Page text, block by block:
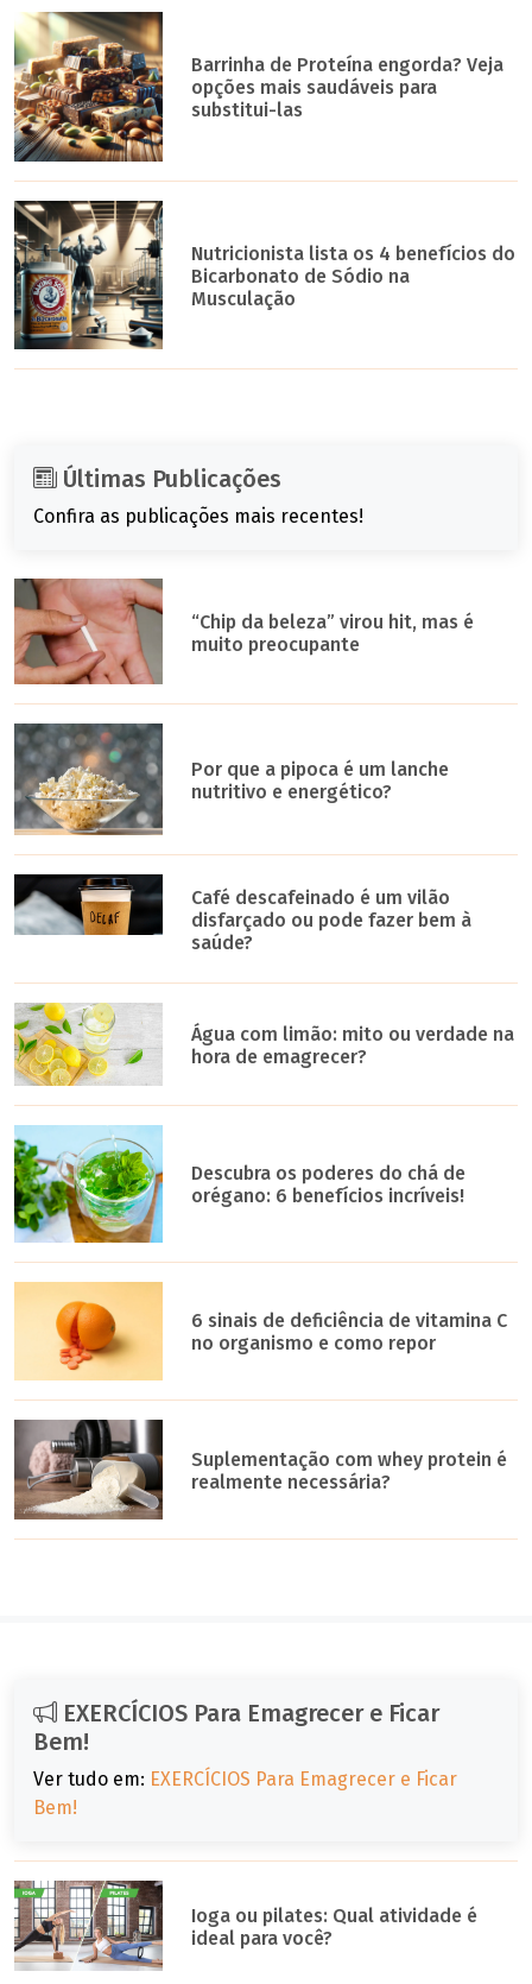
Barrinha de Proteína engorda? Veja
opções mais saudáveis para
substitui-las
Nutricionista lista os 4 benefícios do
Bicarbonato de Sódio na
Musculação
Últimas Publicações
Confira as publicações mais recentes!
“Chip da beleza” virou hit, mas é
muito preocupante
Por que a pipoca é um lanche
nutritivo e energético?
Café descafeinado é um vilão
disfarçado ou pode fazer bem à
saúde?
Água com limão: mito ou verdade na
hora de emagrecer?
Descubra os poderes do chá de
orégano: 6 benefícios incríveis!
6 sinais de deficiência de vitamina C
no organismo e como repor
Suplementação com whey protein é
realmente necessária?
EXERCÍCIOS Para Emagrecer e Ficar
Bem!
Ver tudo em: EXERCÍCIOS Para Emagrecer e Ficar
Bem!
Ioga ou pilates: Qual atividade é
ideal para você?